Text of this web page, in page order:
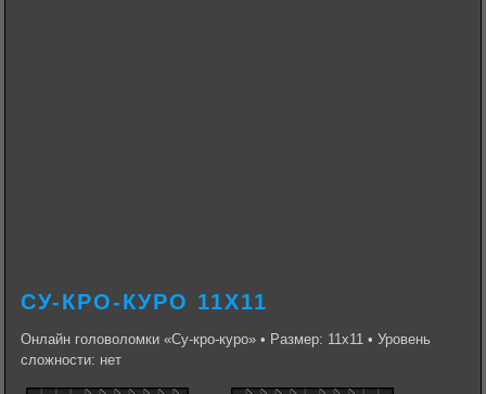
СУ-КРО-КУРО 11Х11
Онлайн головоломки «Су-кро-куро» • Размер: 11х11 • Уровень
сложности: нет